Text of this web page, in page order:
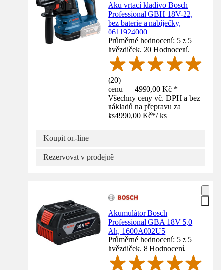
Aku vrtací kladivo Bosch
Professional GBH 18V-22,
bez baterie a nabíječky,
0611924000
Průměrné hodnocení: 5 z 5
hvězdiček. 20 Hodnocení.
(20)
cenu — 4990,00 Kč *
Všechny ceny vč. DPH a bez
nákladů na přepravu za
ks4990,00 Kč*/ ks
Koupit on-line
Rezervovat v prodejně
Akumulátor Bosch
Professional GBA 18V 5,0
Ah, 1600A002U5
Průměrné hodnocení: 5 z 5
hvězdiček. 8 Hodnocení.